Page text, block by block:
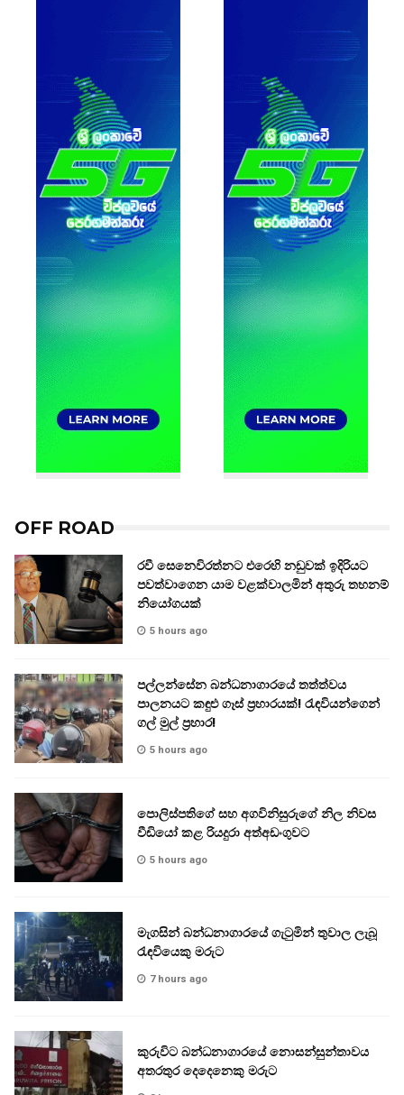
OFF ROAD
රවී සෙනෙවිරත්නට එරෙහි නඩුවක් ඉදිරියට
පවත්වාගෙන යාම වළක්වාලමින් අතුරු තහනම්
නියෝගයක්
5 hours ago
පල්ලන්සේන බන්ධනාගාරයේ තත්ත්වය
පාලනයට කඳුළු ගෑස් ප්‍රහාරයක්! රැඳවියන්ගෙන්
ගල් මුල් ප්‍රහාර!
5 hours ago
පොලිස්පතිගේ සහ අගවිනිසුරුගේ නිල නිවස
වීඩියෝ කළ රියදුරා අත්අඩංගුවට
5 hours ago
මැගසින් බන්ධනාගාරයේ ගැටුමින් තුවාල ලැබූ
රැඳවියෙකු මරුට
7 hours ago
කුරුවිට බන්ධනාගාරයේ නොසන්සුන්තාවය
අතරතුර දෙදෙනෙකු මරුට